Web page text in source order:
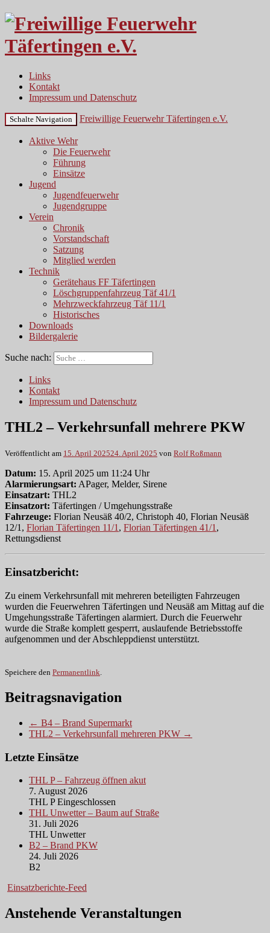
Links
Kontakt
Impressum und Datenschutz
Schalte Navigation Freiwillige Feuerwehr Täfertingen e.V.
Aktive Wehr
Die Feuerwehr
Führung
Einsätze
Jugend
Jugendfeuerwehr
Jugendgruppe
Verein
Chronik
Vorstandschaft
Satzung
Mitglied werden
Technik
Gerätehaus FF Täfertingen
Löschgruppenfahrzeug Täf 41/1
Mehrzweckfahrzeug Täf 11/1
Historisches
Downloads
Bildergalerie
Suche nach:
Links
Kontakt
Impressum und Datenschutz
THL2 – Verkehrsunfall mehrere PKW
Veröffentlicht am 15. April 202524. April 2025 von Rolf Roßmann
Datum: 15. April 2025 um 11:24 Uhr
Alarmierungsart: APager, Melder, Sirene
Einsatzart: THL2
Einsatzort: Täfertingen / Umgehungsstraße
Fahrzeuge: Florian Neusäß 40/2, Christoph 40, Florian Neusäß
12/1, Florian Täfertingen 11/1 , Florian Täfertingen 41/1 ,
Rettungsdienst
Einsatzbericht:
Zu einem Verkehrsunfall mit mehreren beteiligten Fahrzeugen
wurden die Feuerwehren Täfertingen und Neusäß am Mittag auf die
Umgehungsstraße Täfertingen alarmiert. Durch die Feuerwehr
wurde die Straße komplett gesperrt, auslaufende Betriebsstoffe
aufgenommen und der Abschleppdienst unterstützt.
Speichere den Permanentlink.
Beitragsnavigation
← B4 – Brand Supermarkt
THL2 – Verkehrsunfall mehreren PKW →
Letzte Einsätze
THL P – Fahrzeug öffnen akut
7. August 2026
THL P Eingeschlossen
THL Unwetter – Baum auf Straße
31. Juli 2026
THL Unwetter
B2 – Brand PKW
24. Juli 2026
B2
Einsatzberichte-Feed
Anstehende Veranstaltungen